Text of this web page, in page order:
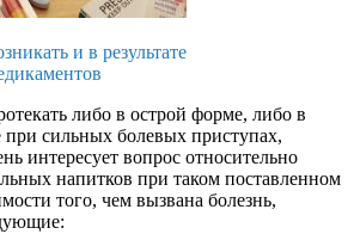
и в результате
либо в острой форме, либо в
сильных болевых приступах,
интересует вопрос относительно
напитков при таком поставленном
того, чем вызвана болезнь,